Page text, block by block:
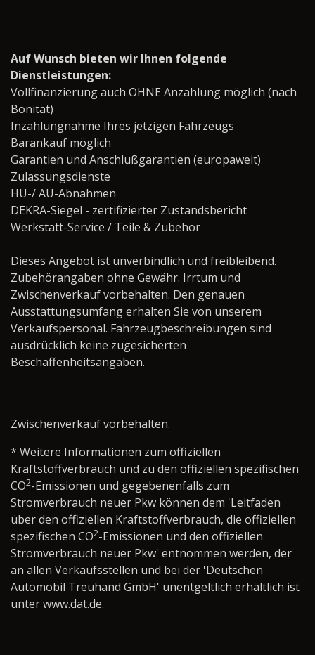
Auf Wunsch bieten wir Ihnen folgende
Dienstleistungen:
Vollfinanzierung auch OHNE Anzahlung möglich (nach
Bonität)
Inzahlungnahme Ihres jetzigen Fahrzeugs
Barankauf möglich
Garantien und Anschlußgarantien (europaweit)
Zulassungsdienste
HU-/ AU-Abnahmen
DEKRA-Siegel - zertifizierter Zustandsbericht
Werkstatt-Service / Teile & Zubehör ­­­­­­­­­­­­­­­­
Dieses Angebot ist unverbindlich und freibleibend.
Zubehörangaben ohne Gewähr. Irrtum und
Zwischenverkauf vorbehalten. Den genauen
Ausstattungsumfang erhalten Sie von unserem
Verkaufspersonal. Fahrzeugbeschreibungen sind
ausdrücklich keine zugesicherten
Beschaffenheitsangaben.
Zwischenverkauf vorbehalten.
* Weitere Informationen zum offiziellen
Kraftstoffverbrauch und zu den offiziellen spezifischen
CO2-Emissionen und gegebenenfalls zum
Stromverbrauch neuer Pkw können dem 'Leitfaden
über den offiziellen Kraftstoffverbrauch, die offiziellen
spezifischen CO2-Emissionen und den offiziellen
Stromverbrauch neuer Pkw' entnommen werden, der
an allen Verkaufsstellen und bei der 'Deutschen
Automobil Treuhand GmbH' unentgeltlich erhältlich ist
unter www.dat.de.